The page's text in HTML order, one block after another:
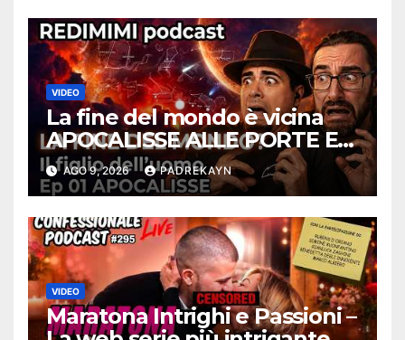
VIDEO
La fine del mondo è vicina
APOCALISSE ALLE PORTE Ep
01 – Redimimi Podcast
RELOADED
AGO 9, 2026 PADREKAYN
VIDEO
Maratona Intrighi e Passioni –